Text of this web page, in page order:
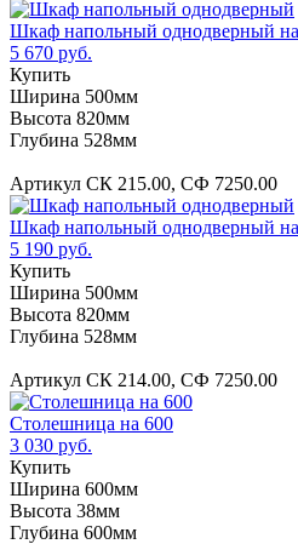
Шкаф напольный однодверный
5 670 руб.
Купить
Ширина 500мм
Высота 820мм
Глубина 528мм
Артикул СК 215.00, СФ 7250.00
Шкаф напольный однодверный
5 190 руб.
Купить
Ширина 500мм
Высота 820мм
Глубина 528мм
Артикул СК 214.00, СФ 7250.00
Столешница на 600
3 030 руб.
Купить
Ширина 600мм
Высота 38мм
Глубина 600мм